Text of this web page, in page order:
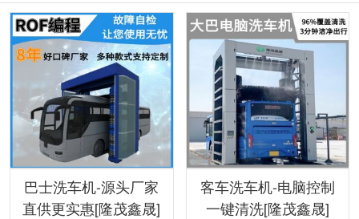
巴士洗车机-源头厂家
直供更实惠[隆茂鑫晟]
客车洗车机-电脑控制
一键清洗[隆茂鑫晟]